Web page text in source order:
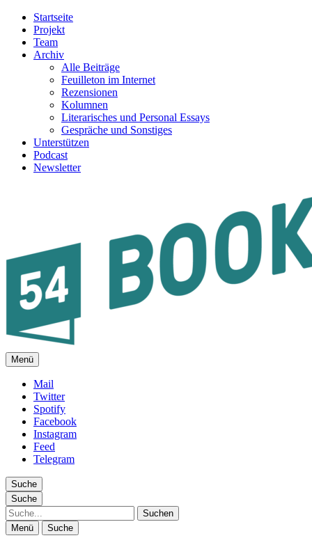
Startseite
Projekt
Team
Archiv
Alle Beiträge
Feuilleton im Internet
Rezensionen
Kolumnen
Literarisches und Personal Essays
Gespräche und Sonstiges
Unterstützen
Podcast
Newsletter
FEUILLETON IM INTERNET
Menü
Mail
Twitter
Spotify
Facebook
Instagram
Feed
Telegram
Suche
Suche
Suche
Menü Suche